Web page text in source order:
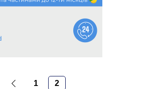
1 2